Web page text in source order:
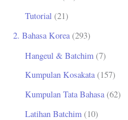
Tutorial (21)
2. Bahasa Korea (293)
Hangeul & Batchim (7)
Kumpulan Kosakata(157)
Kumpulan Tata Bahasa(62)
Latihan Batchim (10)